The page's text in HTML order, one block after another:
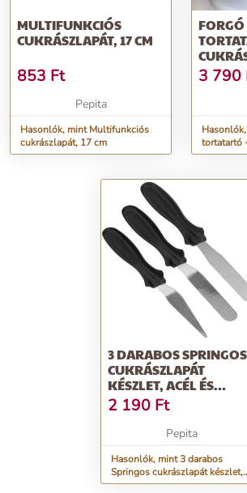
MULTIFUNKCIÓS
CUKRÁSZLAPÁT, 17 CM
853 Ft
Pepita
Hasonlók, mint Multifunkciós
cukrászlapát, 17 cm
3 790
tortatartó
3 DARABOS SPRINGOS
CUKRÁSZLAPÁT
KÉSZLET, ACÉL ÉS
MŰANYAG,
EZÜST/FEKETE
2 190 Ft
Pepita
Hasonlók, mint 3 darabos
Springos cukrászlapát készlet,
acél és műanyag, ezüst/fekete